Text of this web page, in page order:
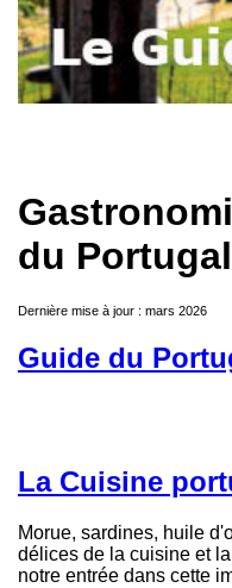
du Portugal
Dernière mise à jour : mars 2026
Guide du
La Cuisine
Morue, sardines, huile
délices de la cuisine et
notre entrée dans cette